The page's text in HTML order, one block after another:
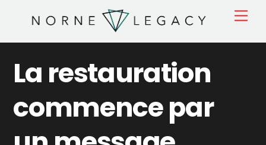
La restauration
commence par